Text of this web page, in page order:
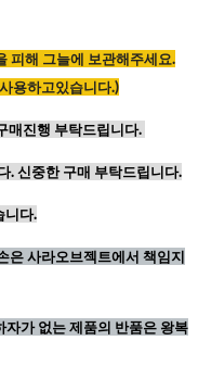
피해 그늘에 보관해주세요.
사용하고있습니다.)
매진행 부탁드립니다.
. 신중한 구매 부탁드립니다.
니다.
은 사라오브젝트에서 책임지
자가 없는 제품의 반품은 왕복